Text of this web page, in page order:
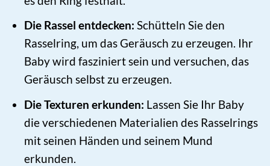
Die Rassel entdecken: Schütteln Sie den
Rasselring, um das Geräusch zu erzeugen. Ihr
Baby wird fasziniert sein und versuchen, das
Geräusch selbst zu erzeugen.
Die Texturen erkunden: Lassen Sie Ihr Baby
die verschiedenen Materialien des Rasselrings
mit seinen Händen und seinem Mund
erkunden.